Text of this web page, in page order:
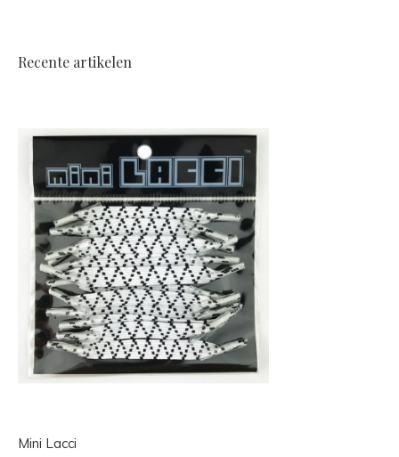
Recente artikelen
Mini Lacci